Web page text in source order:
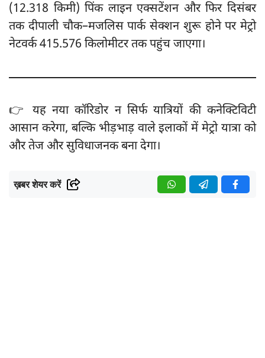
(12.318 किमी) पिंक लाइन एक्सटेंशन और फिर दिसंबर
तक दीपाली चौक–मजलिस पार्क सेक्शन शुरू होने पर मेट्रो
नेटवर्क 415.576 किलोमीटर तक पहुंच जाएगा।
👉 यह नया कॉरिडोर न सिर्फ यात्रियों की कनेक्टिविटी
आसान करेगा, बल्कि भीड़भाड़ वाले इलाकों में मेट्रो यात्रा को
और तेज और सुविधाजनक बना देगा।
ख़बर शेयर करें